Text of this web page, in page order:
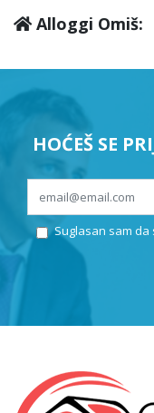
Alloggi Omiš:
HOĆEŠ SE
Suglasan sam